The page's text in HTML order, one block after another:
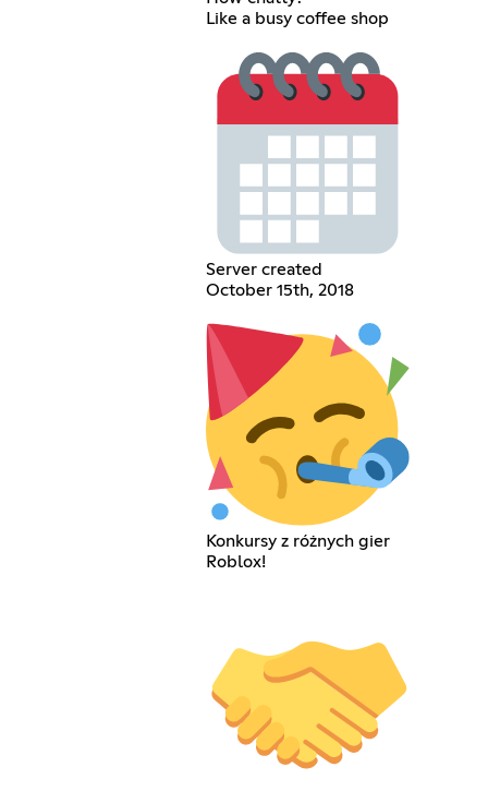
Like a busy coffee shop
Server created
October 15th, 2018
Konkursy z różnych gier
Roblox!